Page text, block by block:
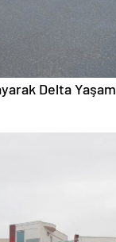
Delta Yaşam